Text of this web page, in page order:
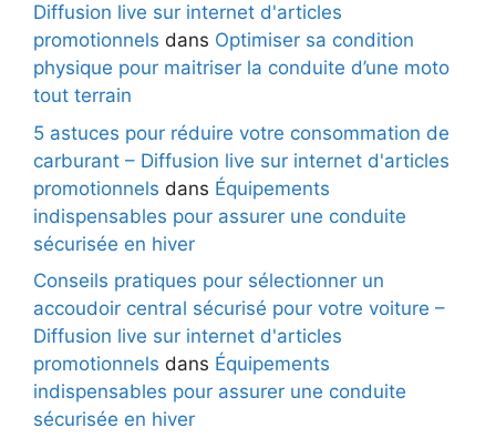
Diffusion live sur internet d'articles
promotionnels dans Optimiser sa condition
physique pour maitriser la conduite d’une moto
tout terrain
5 astuces pour réduire votre consommation de
carburant – Diffusion live sur internet d'articles
promotionnels dans Équipements
indispensables pour assurer une conduite
sécurisée en hiver
Conseils pratiques pour sélectionner un
accoudoir central sécurisé pour votre voiture –
Diffusion live sur internet d'articles
promotionnels dans Équipements
indispensables pour assurer une conduite
sécurisée en hiver